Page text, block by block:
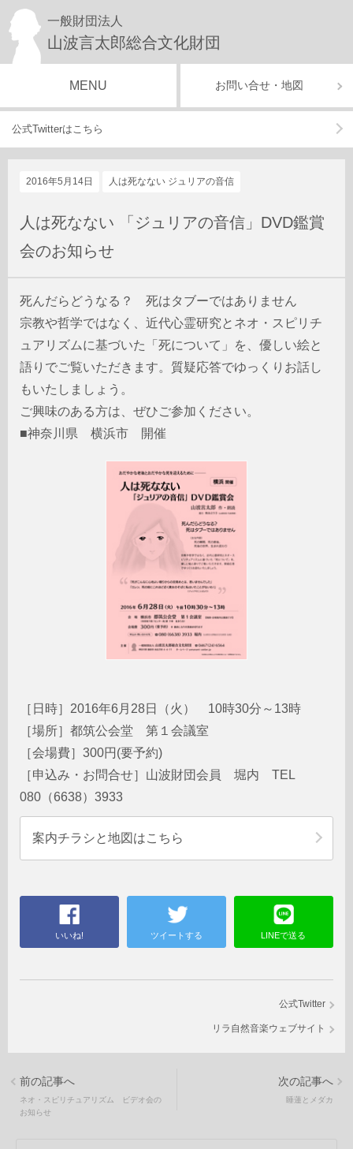
一般財団法人
山波言太郎総合文化財団
MENU お問い合せ・地図
公式Twitterはこちら
2016年5月14日 人は死なない ジュリアの音信
人は死なない 「ジュリアの音信」DVD鑑賞
会のお知らせ
死んだらどうなる？ 死はタブーではありません
宗教や哲学ではなく、近代心霊研究とネオ・スピリチ
ュアリズムに基づいた「死について」を、優しい絵と
語りでご覧いただきます。質疑応答でゆっくりお話し
もいたしましょう。
ご興味のある方は、ぜひご参加ください。
■神奈川県 横浜市 開催
［日時］2016年6月28日（火） 10時30分～13時
［場所］都筑公会堂 第１会議室
［会場費］300円(要予約)
［申込み・お問合せ］山波財団会員 堀内 TEL
080（6638）3933
案内チラシと地図はこちら
いいね! ツイートする LINEで送る
公式Twitter
リラ自然音楽ウェブサイト
前の記事へ
ネオ・スピリチュアリズム ビデオ会の
お知らせ
次の記事へ
睡蓮とメダカ